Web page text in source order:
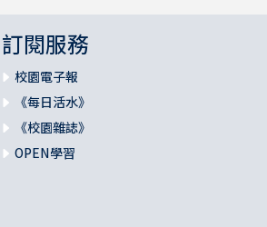
訂閱服務
校園電子報
《每日活水》
《校園雜誌》
OPEN學習